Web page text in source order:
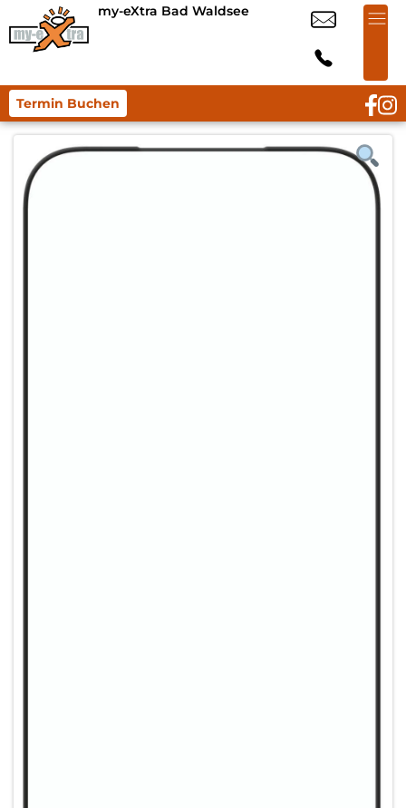
my-eXtra Bad Waldsee
Termin Buchen